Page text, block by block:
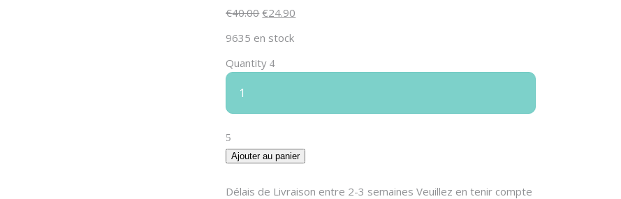
€40.00Le
était :
€24.90
9635 en stock
Quantity
Ajouter au panier
Délais de Livraison entre 2-3 semaines Veuillez en tenir compte